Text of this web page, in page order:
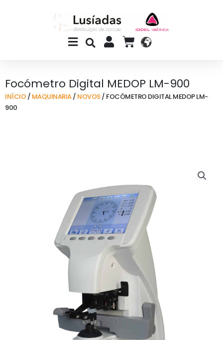
Main
Menu
CART
Focómetro Digital MEDOP LM-900
INÍCIO / MAQUINARIA/ NOVOS/ FOCÓMETRO DIGITAL MEDOP LM-
900